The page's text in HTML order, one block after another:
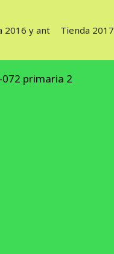
2016 y ant Tienda 2017
072 primaria 2